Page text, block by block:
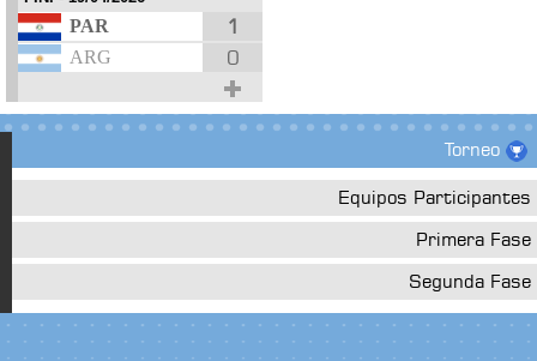
PAR 1
ARG 0
Torneo
Equipos Participantes
Primera Fase
Segunda Fase